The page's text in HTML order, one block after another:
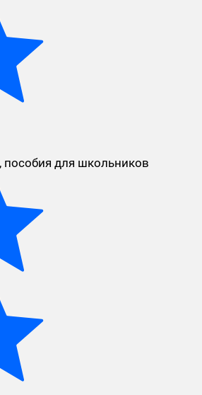
пособия для школьников